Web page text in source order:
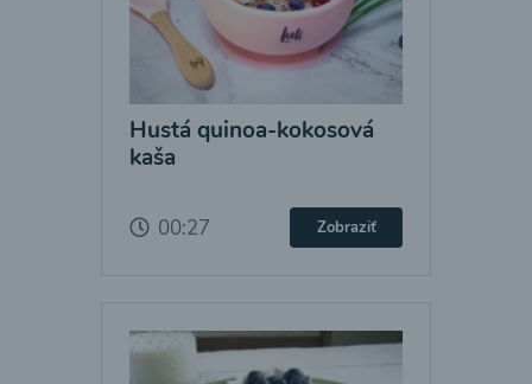
Hustá quinoa-kokosová
kaša
00:27 Zobraziť